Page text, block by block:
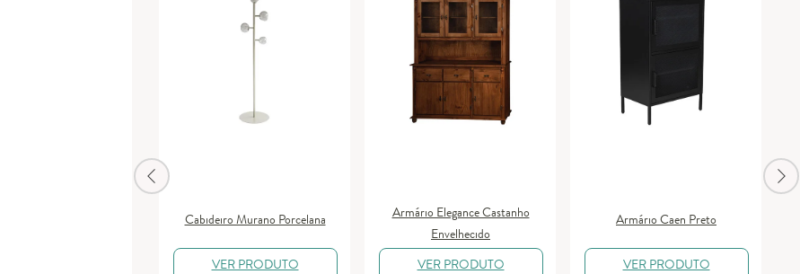
Cabideiro Murano Porcelana
VER PRODUTO
Armário Elegance Castanho
Envelhecido
VER PRODUTO
Armário Caen Preto
VER PRODUTO